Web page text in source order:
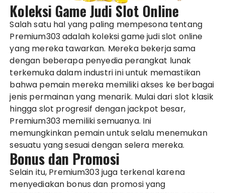
Koleksi Game Judi Slot Online
Salah satu hal yang paling mempesona tentang
Premium303 adalah koleksi game judi slot online
yang mereka tawarkan. Mereka bekerja sama
dengan beberapa penyedia perangkat lunak
terkemuka dalam industri ini untuk memastikan
bahwa pemain mereka memiliki akses ke berbagai
jenis permainan yang menarik. Mulai dari slot klasik
hingga slot progresif dengan jackpot besar,
Premium303 memiliki semuanya. Ini
memungkinkan pemain untuk selalu menemukan
sesuatu yang sesuai dengan selera mereka.
Bonus dan Promosi
Selain itu, Premium303 juga terkenal karena
menyediakan bonus dan promosi yang